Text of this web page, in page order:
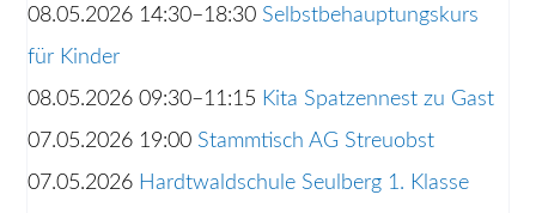
08.05.2026 14:30–18:30 Selbstbehauptungskurs
für Kinder
08.05.2026 09:30–11:15 Kita Spatzennest zu Gast
07.05.2026 19:00 Stammtisch AG Streuobst
07.05.2026 Hardtwaldschule Seulberg 1. Klasse